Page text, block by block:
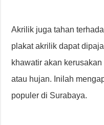
Akrilik juga tahan
plakat akrilik dapat
khawatir akan
atau hujan. Inilah
populer di Surabaya.